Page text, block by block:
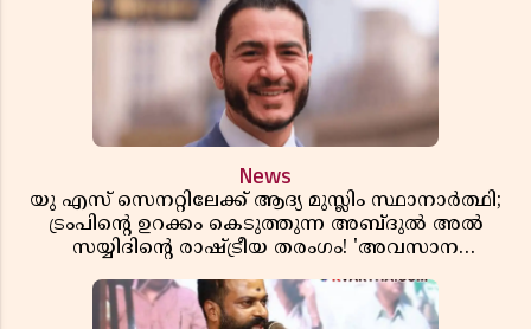
News
യു എസ് സെനറ്റിലേക്ക് ആദ്യ മുസ്ലിം സ്ഥാനാർത്ഥി;
ട്രംപിന്റെ ഉറക്കം കെടുത്തുന്ന അബ്ദുൽ അൽ
സയ്യിദിന്റെ രാഷ്ട്രീയ തരംഗം! 'അവസാന